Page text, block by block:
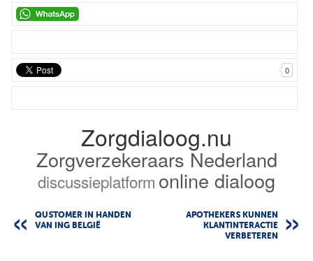
0
Zorgdialoog.nu
Zorgverzekeraars Nederland
discussieplatform online dialoog
QUSTOMER IN HANDEN
VAN ING BELGIË
APOTHEKERS KUNNEN
KLANTINTERACTIE
VERBETEREN